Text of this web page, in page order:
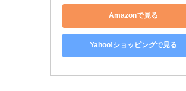
Amazonで見る
Yahoo!ショッピングで見る